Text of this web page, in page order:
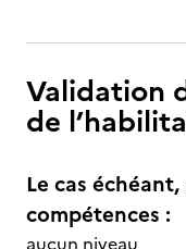
Validation
de
Le cas
compétences :
aucun niveau